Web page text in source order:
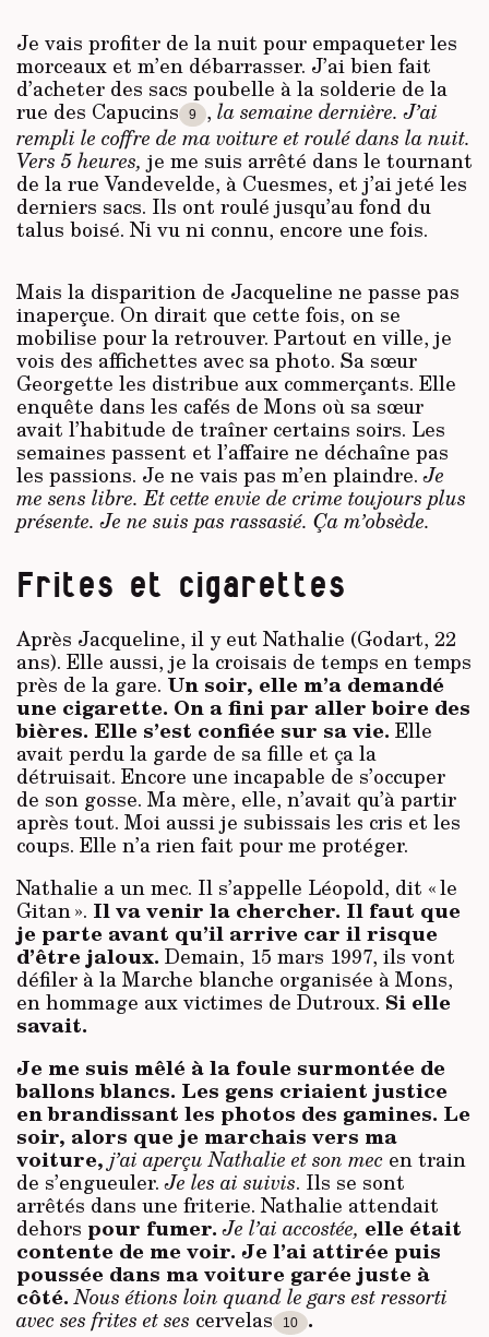
Je vais profiter de la nuit pour empaqueter les
morceaux et m’en débarrasser. J’ai bien fait
d’acheter des sacs poubelle à la solderie de la
rue des Capucins
9 , la semaine dernière. J’ai
rempli le coffre de ma voiture et roulé dans la nuit.
Vers 5 heures, je me suis arrêté dans le tournant
de la rue Vandevelde, à Cuesmes, et j’ai jeté les
derniers sacs. Ils ont roulé jusqu’au fond du
talus boisé. Ni vu ni connu, encore une fois.
Mais la disparition de Jacqueline ne passe pas
inaperçue. On dirait que cette fois, on se
mobilise pour la retrouver. Partout en ville, je
vois des affichettes avec sa photo. Sa sœur
Georgette les distribue aux commerçants. Elle
enquête dans les cafés de Mons où sa sœur
avait l’habitude de traîner certains soirs. Les
semaines passent et l’affaire ne déchaîne pas
les passions. Je ne vais pas m’en plaindre. Je
me sens libre. Et cette envie de crime toujours plus
présente. Je ne suis pas rassasié. Ça m’obsède.
Frites et cigarettes
Après Jacqueline, il y eut Nathalie (Godart, 22
ans). Elle aussi, je la croisais de temps en temps
près de la gare. Un soir, elle m’a demandé
une cigarette. On a fini par aller boire des
bières. Elle s’est confiée sur sa vie. Elle
avait perdu la garde de sa fille et ça la
détruisait. Encore une incapable de s’occuper
de son gosse. Ma mère, elle, n’avait qu’à partir
après tout. Moi aussi je subissais les cris et les
coups. Elle n’a rien fait pour me protéger.
Nathalie a un mec. Il s’appelle Léopold, dit « le
Gitan ». Il va venir la chercher. Il faut que
je parte avant qu’il arrive car il risque
d’être jaloux. Demain, 15 mars 1997, ils vont
défiler à la Marche blanche organisée à Mons,
en hommage aux victimes de Dutroux. Si elle
savait.
Je me suis mêlé àla foule surmontée de
ballons blancs. Les gens criaient justice
en brandissant les photos des gamines. Le
soir, alors que je marchais vers ma
voiture, j’ai aperçu Nathalie et son mec en train
de s’engueuler. Je les ai suivis. Ils se sont
arrêtés dans une friterie. Nathalie attendait
dehors pour fumer. Je l’ai accostée, elle était
contente de me voir. Je l’ai attirée puis
poussée dans ma voiture garée juste à
côté. Nous étions loin quand le gars est ressorti
avec ses frites et ses cervelas 10 .